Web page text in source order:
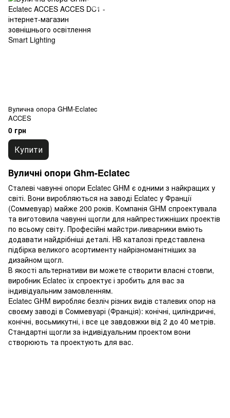
Вулична опора GHM-Eclatec
ACCES
0 грн
Купити
Вуличні опори Ghm-Eclatec
Сталеві чавунні опори Eclatec GHM є одними з найкращих у
світі. Вони виробляються на заводі Eclatec у Франції
(Соммевуар) майже 200 років. Компанія GHM спроектувала
та виготовила чавунні щогли для найпрестижніших проектів
по всьому світу. Професійні майстри-ливарники вміють
додавати найдрібніші деталі. НВ каталозі представлена ​​
підбірка великого асортименту найрізноманітніших за
дизайном щогл.
В якості альтернативи ви можете створити власні стовпи,
виробник Eclatec їх спроектує і зробить для вас за
індивідуальним замовленням.
Eclatec GHM виробляє безліч різних видів сталевих опор на
своєму заводі в Соммевуарі (Франція): конічні, циліндричні,
конічні, восьмикутні, і все це завдовжки від 2 до 40 метрів.
Стандартні щогли за індивідуальним проектом вони
створюють та проектують для вас.